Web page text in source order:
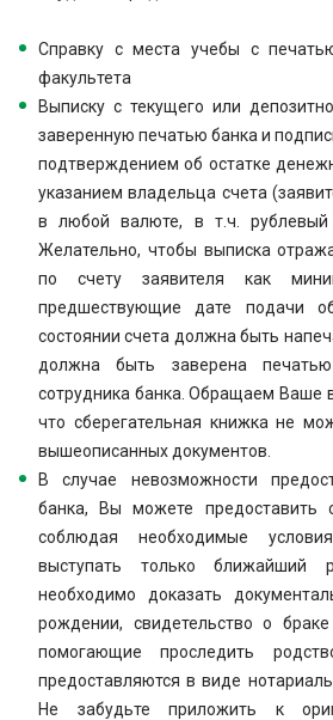
Справку с места учебы с
факультета
Выписку с текущего или
заверенную печатью банка и
подтверждением об остатке
указанием владельца счета
в любой валюте, в т.ч.
Желательно, чтобы выписка
по счету заявителя как
предшествующие дате подачи
состоянии счета должна быть
должна быть заверена
сотрудника банка. Обращаем Ваше
что сберегательная книжка не
вышеописанных документов.
В случае невозможности
банка, Вы можете предоставить
соблюдая необходимые
выступать только ближайший
необходимо доказать
рождении, свидетельство о
помогающие проследить
предоставляются в виде
Не забудьте приложить к